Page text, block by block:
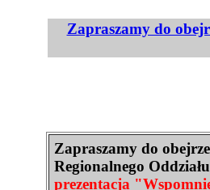
Zapraszamy do
Zapraszamy do
Regionalnego
prezentacja